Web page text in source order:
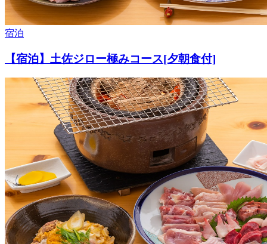
宿泊
【宿泊】土佐ジロー極みコース[夕朝食付]